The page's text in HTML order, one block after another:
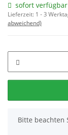
sofort verfügbar
Lieferzeit: 1 - 3
abweichend)
x
Bitte beachten